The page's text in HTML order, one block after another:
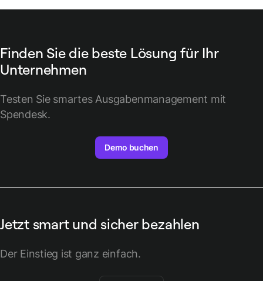
Finden Sie die beste Lösung für Ihr
Unternehmen
Testen Sie smartes Ausgabenmanagement mit
Spendesk.
Demo buchen
Jetzt smart und sicher bezahlen
Der Einstieg ist ganz einfach.